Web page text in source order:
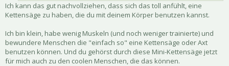
Ich kann das gut nachvollziehen, dass sich das toll anfühlt, eine
Kettensäge zu haben, die du mit deinem Körper benutzen kannst.
Ich bin klein, habe wenig Muskeln (und noch weniger trainierte) und
bewundere Menschen die "einfach so" eine Kettensäge oder Axt
benutzen können. Und du gehörst durch diese Mini-Kettensäge jetzt
für mich auch zu den coolen Menschen, die das können.